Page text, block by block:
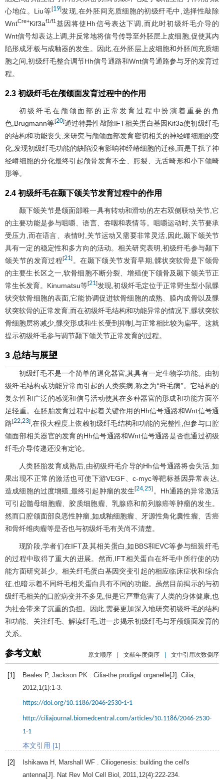
心地位。Liu等[19]发现,在外胚间充质细胞的初级纤毛中,选择性敲除
WntCre+Kif3af1/f1基因将使Hh信号表达下调,而此时初级纤毛介导的
Wnt信号却表达上调,并反常地将信号传导至外胚层上皮细胞,促使其内
陷形成牙板与成釉器的发生。因此,在外胚层上皮细胞和外胚间充质细
胞之间,初级纤毛整合调节Hh信号通路和Wnt信号通路参与牙的发育过
程。
2.3 初级纤毛在颅颌面发育过程中的作用
初级纤毛在颅颌面部的正常发育过程中扮演着重要的角
色,Brugmann等[20]通过特异性敲除IFT相关蛋白基因Kif3a使初级纤毛
的结构和功能丧失,来研究与颅颌面部发育密切相关的神经嵴细胞的变
化,发现初级纤毛功能的缺陷没有影响神经嵴细胞的迁移,而是干扰了神
经嵴细胞的分化最终引起颅骨发育不全、腭裂、无舌畸形和小下颌畸
形等。
2.4 初级纤毛在颞下颌关节发育过程中的作用
颞下颌关节是颌面部唯一具有转动和滑动的左右双侧联动关节,它
的主要功能是参与咀嚼、语言、吞咽和表情等。咀嚼运动时,关节要承
受压力,而在语言、表情时,关节运动又需要非常灵活,因此,颞下颌关节
具有一定的稳定性和多方向的活动。相关研究表明,初级纤毛参与颞下
颌关节的发育过程[21] 。在颞下颌关节发育早期,髁状突软骨是下颌骨
的主要生长区之一,软骨细胞不断分裂、增殖使下颌骨及颞下颌关节正
常生长发育。Kinumatsu等[21]发现,初级纤毛定位于正常野生型小鼠髁
状突软骨细胞的表面,它能协调促进软骨细胞的成熟、膜内成骨以及髁
状突软骨的正常发育;而在初级纤毛结构和功能异常的情况下,髁状突软
骨细胞层将减少,髁突形成和生长受到抑制,与正常相比较为扁平。这就
提示初级纤毛参与调节颞下颌关节正常发育的过程。
3 总结与展望
初级纤毛不是一个简单的退化器官,其具有一定生物学功能。由初
级纤毛结构或功能异常而引起的人类疾病,称之为“纤毛病”。它结构的
复杂性和广泛的感觉和信号活动使其在多种器官的形成和功能方面举
足轻重。在胚胎发育过程中起着关键作用的Hh信号通路和Wnt信号通
路[22,23] ,在很大程度上依赖初级纤毛结构和功能的完整性,但参与口腔
颌面部相关器官的发育的Hh信号通路和Wnt信号通路是否也通过初级
纤毛介导传递还没有定论。
人类胚胎发育成熟后,由初级纤毛介导的Hh信号通路将会失活,如
果出现不正常的激活也可使下游VEGF、c-myc等靶标基因异常表达,
造成细胞的过度增殖,最终引起肿瘤的发生[24,25] 。Hh通路的异常激活
可引起髓母细胞瘤、胶质细胞瘤、乳腺癌和前列腺癌等肿瘤的发生。
然而口腔颌面部良恶性肿瘤,如成釉细胞瘤、牙源性角化囊性瘤、舌癌
和骨纤维肉瘤等是否也与初级纤毛有关尚不清楚。
现阶段,学者们在IFT及其相关蛋白,如BBS和EVC等参与组装纤毛
的过程中取得了重大的进展。然而,IFT相关蛋白在纤毛中所行使的功
能方面研究甚少。相关纤毛蛋白基因突变引起的相应临床症状和综合
征,也暗示着不同纤毛相关蛋白具有不同的功能。虽然目前揭示的与初
级纤毛相关的口腔病变并不多见,但是它严重危害了人类的身体健康,也
为社会带来了沉重的负担。因此,需要更加深入地研究初级纤毛的结构
和功能、关注纤毛、解读纤毛,进一步揭示初级纤毛与牙颅颌面发育的
关系。
参考文献 原文顺序 | 文献年度倒序 | 文中引用次数倒序
[1] Beales P, Jackson PK . Cilia-the prodigal organelle[J]. Cilia
2012 1(1):1-3.
https://doi.org/10.1186/2046-2530-1-1
http://ciliajournal.biomedcentral.com/articles/10.1186/2046-2530-
1-1
本文引用 [1]
[2] Ishikawa H Marshall WF . Ciliogenesis: building the cell's
antenna[J]. Nat Rev Mol Cell Biol 2011 12(4):222-234.